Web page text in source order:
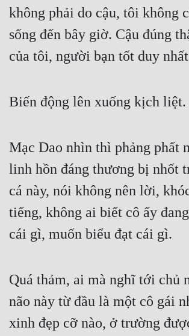
Quan Trường
Quân Sự
Sảng Văn
Sủng
Tiên Hiệp
Tiểu Thuyết
Trinh Thám
Trọng Sinh
Tu Chân
Tu Tiên
không phải do cậu, tôi không
sống đến bây giờ. Cậu đúng
của tôi, người bạn tốt duy
Biến động lên xuống kịch liệt.
Mạc Dao nhìn thì phảng phất
linh hồn đáng thương bị nhốt
cá này, nói không nên lời,
tiếng, không ai biết cô ấy
cái gì, muốn biểu đạt cái gì.
Quá thảm, ai mà nghĩ tới chủ
não này từ đầu là một cô gái
xinh đẹp cỡ nào, ở trường